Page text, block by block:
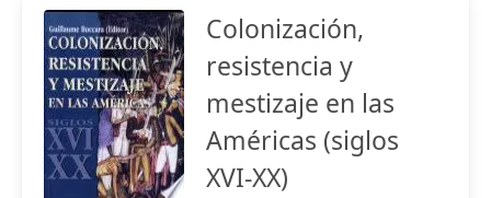
Colonización,
resistencia y
mestizaje en las
Américas (siglos
XVI-XX)